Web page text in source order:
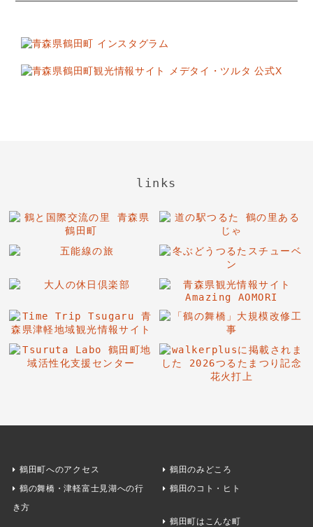
links
鶴田町へのアクセス
鶴の舞橋・津軽富士見湖への行
き方
鶴田のみどころ
鶴田のコト・ヒト
鶴田町はこんな町